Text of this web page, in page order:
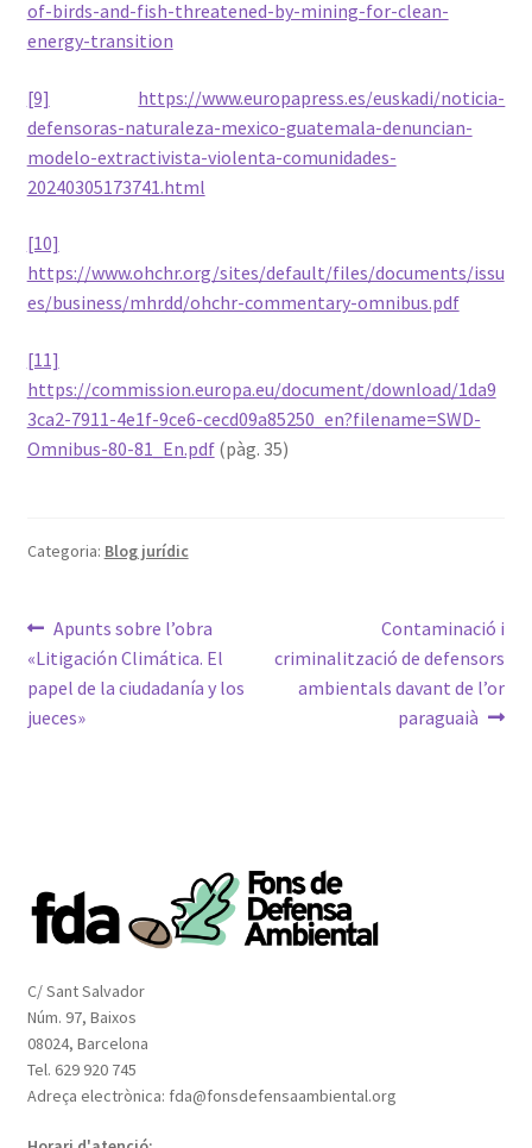
of-birds-and-fish-threatened-by-mining-for-clean-
energy-transition
[9]
https://www.europapress.es/euskadi/noticia-
defensoras-naturaleza-mexico-guatemala-denuncian-
modelo-extractivista-violenta-comunidades-
20240305173741.html
[10]
https://www.ohchr.org/sites/default/files/documents/issu
es/business/mhrdd/ohchr-commentary-omnibus.pdf
[11]
https://commission.europa.eu/document/download/1da9
3ca2-7911-4e1f-9ce6-cecd09a85250_en?filename=SWD-
Omnibus-80-81_En.pdf(pàg. 35)
Categoria: Blog jurídic
Navegació
d'entrades
Entrada
anterior:
Apunts sobre l’obra
«Litigación Climática. El
papel de la ciudadanía y los
jueces»
Pròxima
entrada:
Contaminació i
criminalització de defensors
ambientals davant de l’or
paraguaià
C/ Sant Salvador
Núm. 97, Baixos
08024, Barcelona
Tel. 629 920 745
Adreça electrònica: fda@fonsdefensaambiental.org